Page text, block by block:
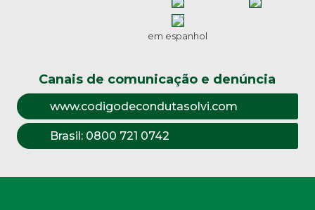
em espanhol
Canais de comunicação e denúncia
www.codigodecondutasolvi.com
Brasil: 0800 721 0742